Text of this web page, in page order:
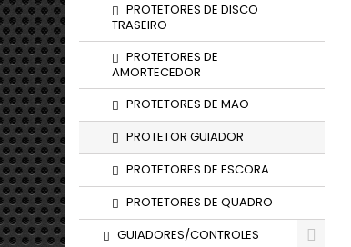
PROTETORES DE DISCO
TRASEIRO
PROTETORES DE
AMORTECEDOR
PROTETORES DE MAO
PROTETOR GUIADOR
PROTETORES DE ESCORA
PROTETORES DE QUADRO
GUIADORES/CONTROLES